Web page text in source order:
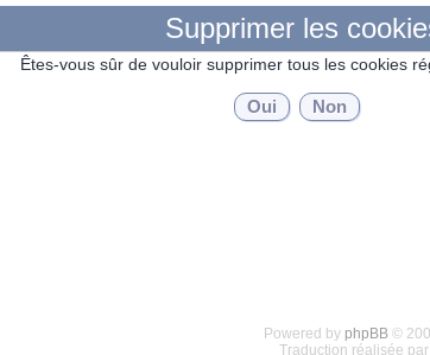
Supprimer les
Êtes-vous sûr de vouloir supprimer tous les cookies
Powered by phpBB©
Traduction réalisée par